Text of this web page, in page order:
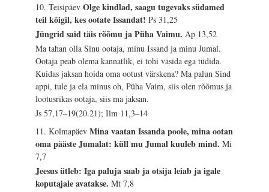
10. TeisipäevOlge kindlad, saagu tugevaks südamed
teil kõigil, kes ootate Issandat!Ps 31,25
Jüngrid said täis rõõmu ja Püha Vaimu.Ap 13,52
Ma tahan olla Sinu ootaja, minu Issand ja minu Jumal.
Ootaja peab olema kannatlik, ei tohi väsida ega tüdida.
Kuidas jaksan hoida oma ootust värskena? Ma palun Sind
appi, tule ja ela minus oh, Püha Vaim, siis olen rõõmus ja
lootusrikas ootaja, siis ma jaksan.
Js 57,17–19(20.21); Ilm 11,3–14
11. KolmapäevMina vaatan Issanda poole, mina ootan
oma pääste Jumalat: küll mu Jumal kuuleb mind.Mi
7,7
Jeesus ütleb: Iga paluja saab ja otsija leiab ja igale
koputajale avatakse.Mt 7,8